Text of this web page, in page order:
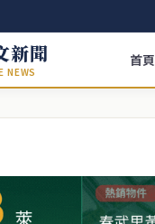
新聞
NEWS
首頁